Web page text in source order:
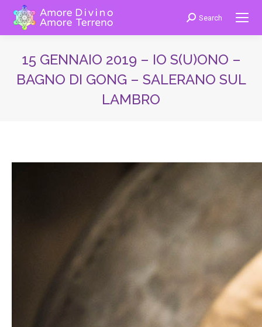
Cerca:Search
15 GENNAIO 2019 – IO S(U)ONO –
BAGNO DI GONG – SALERANO SUL
LAMBRO